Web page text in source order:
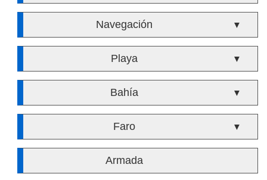
Navegación ▼
Playa ▼
Bahía ▼
Faro ▼
Armada